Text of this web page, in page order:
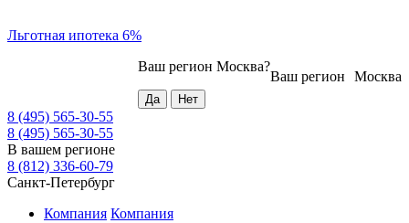
Льготная ипотека 6%
Москва
Ваш регион
Ваш регион Москва?
8 (495) 565-30-55
8 (495) 565-30-55
В вашем регионе
8 (812) 336-60-79
Санкт-Петербург
Компания Компания